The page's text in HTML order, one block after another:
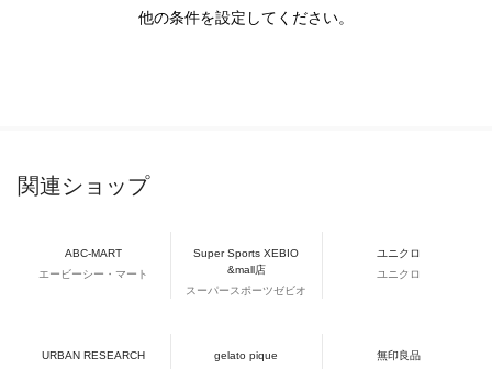
他の条件を設定してください。
関連ショップ
ABC-MART
エービーシー・マート
Super Sports XEBIO
&mall店
スーパースポーツゼビオ
ユニクロ
ユニクロ
URBAN RESEARCH
gelato pique
無印良品